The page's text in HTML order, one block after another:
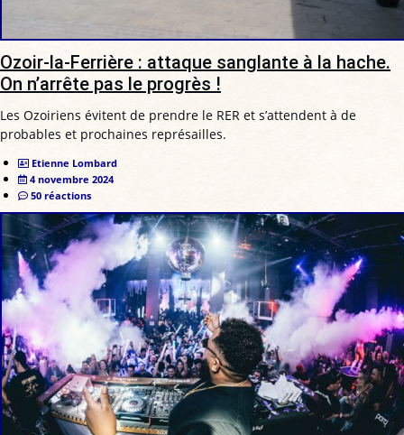
Ozoir-la-Ferrière : attaque sanglante à la hache.
On n’arrête pas le progrès !
Les Ozoiriens évitent de prendre le RER et s’attendent à de
probables et prochaines représailles.
Etienne Lombard
4 novembre 2024
50 réactions